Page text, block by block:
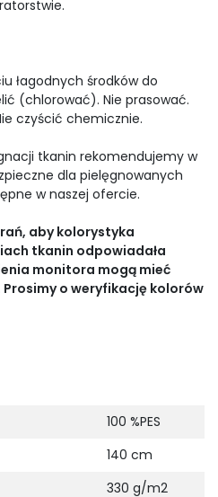
łagodnych środków do
(chlorować). Nie prasować.
czyścić chemicznie.
tkanin rekomendujemy w
dla pielęgnowanych
w naszej ofercie.
aby kolorystyka
tkanin odpowiadała
monitora mogą mieć
Prosimy o weryfikację kolorów
100 %PES
140 cm
330 g/m2